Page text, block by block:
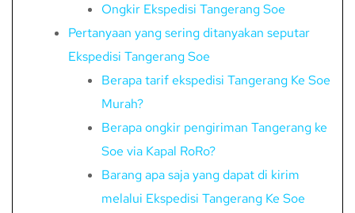
Ongkir Ekspedisi Tangerang Soe
Pertanyaan yang sering ditanyakan seputar
Ekspedisi Tangerang Soe
Berapa tarif ekspedisi Tangerang Ke Soe
Murah?
Berapa ongkir pengiriman Tangerang ke
Soe via Kapal RoRo?
Barang apa saja yang dapat di kirim
melalui Ekspedisi Tangerang Ke Soe